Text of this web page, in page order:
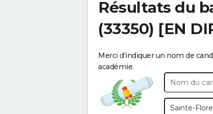
Résultats du
(33350) [EN
Merci d'indiquer un nom de
académie.